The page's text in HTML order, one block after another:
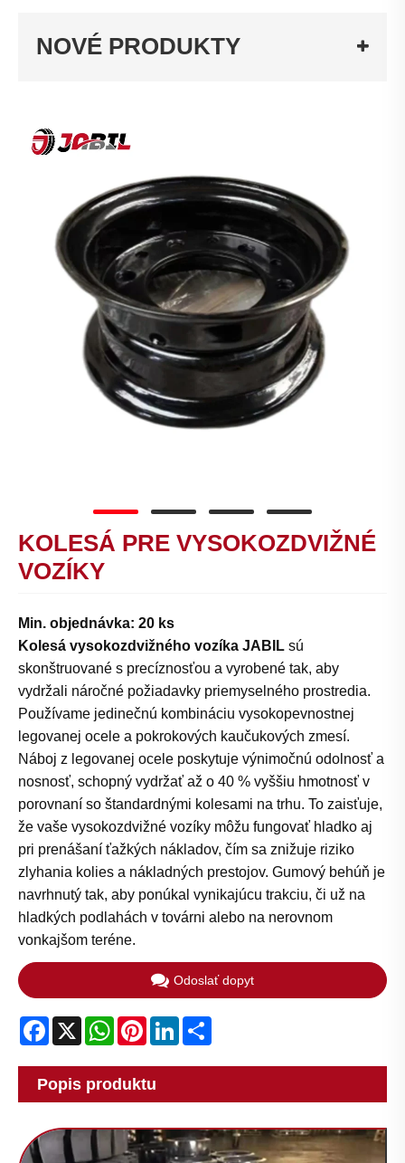
NOVÉ PRODUKTY
KOLESÁ PRE VYSOKOZDVIŽNÉ
VOZÍKY
Min. objednávka: 20 ks
Kolesá vysokozdvižného vozíka JABIL sú
skonštruované s precíznosťou a vyrobené tak, aby
vydržali náročné požiadavky priemyselného prostredia.
Používame jedinečnú kombináciu vysokopevnostnej
legovanej ocele a pokrokových kaučukových zmesí.
Náboj z legovanej ocele poskytuje výnimočnú odolnosť a
nosnosť, schopný vydržať až o 40 % vyššiu hmotnosť v
porovnaní so štandardnými kolesami na trhu. To zaisťuje,
že vaše vysokozdvižné vozíky môžu fungovať hladko aj
pri prenášaní ťažkých nákladov, čím sa znižuje riziko
zlyhania kolies a nákladných prestojov. Gumový behúň je
navrhnutý tak, aby ponúkal vynikajúcu trakciu, či už na
hladkých podlahách v továrni alebo na nerovnom
vonkajšom teréne.
Odoslať dopyt
Facebook
X WhatsApp
PinterestLinkedIn
Popis produktu